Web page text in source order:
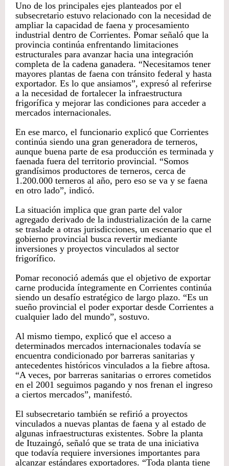
Uno de los principales ejes planteados por el
subsecretario estuvo relacionado con la necesidad de
ampliar la capacidad de faena y procesamiento
industrial dentro de Corrientes. Pomar señaló que la
provincia continúa enfrentando limitaciones
estructurales para avanzar hacia una integración
completa de la cadena ganadera. “Necesitamos tener
mayores plantas de faena con tránsito federal y hasta
exportador. Es lo que ansiamos”, expresó al referirse
a la necesidad de fortalecer la infraestructura
frigorífica y mejorar las condiciones para acceder a
mercados internacionales.
En ese marco, el funcionario explicó que Corrientes
continúa siendo una gran generadora de terneros,
aunque buena parte de esa producción es terminada y
faenada fuera del territorio provincial. “Somos
grandísimos productores de terneros, cerca de
1.200.000 terneros al año, pero eso se va y se faena
en otro lado”, indicó.
La situación implica que gran parte del valor
agregado derivado de la industrialización de la carne
se traslade a otras jurisdicciones, un escenario que el
gobierno provincial busca revertir mediante
inversiones y proyectos vinculados al sector
frigorífico.
Pomar reconoció además que el objetivo de exportar
carne producida íntegramente en Corrientes continúa
siendo un desafío estratégico de largo plazo. “Es un
sueño provincial el poder exportar desde Corrientes a
cualquier lado del mundo”, sostuvo.
Al mismo tiempo, explicó que el acceso a
determinados mercados internacionales todavía se
encuentra condicionado por barreras sanitarias y
antecedentes históricos vinculados a la fiebre aftosa.
“A veces, por barreras sanitarias o errores cometidos
en el 2001 seguimos pagando y nos frenan el ingreso
a ciertos mercados”, manifestó.
El subsecretario también se refirió a proyectos
vinculados a nuevas plantas de faena y al estado de
algunas infraestructuras existentes. Sobre la planta
de Ituzaingó, señaló que se trata de una iniciativa
que todavía requiere inversiones importantes para
alcanzar estándares exportadores. “Toda planta tiene